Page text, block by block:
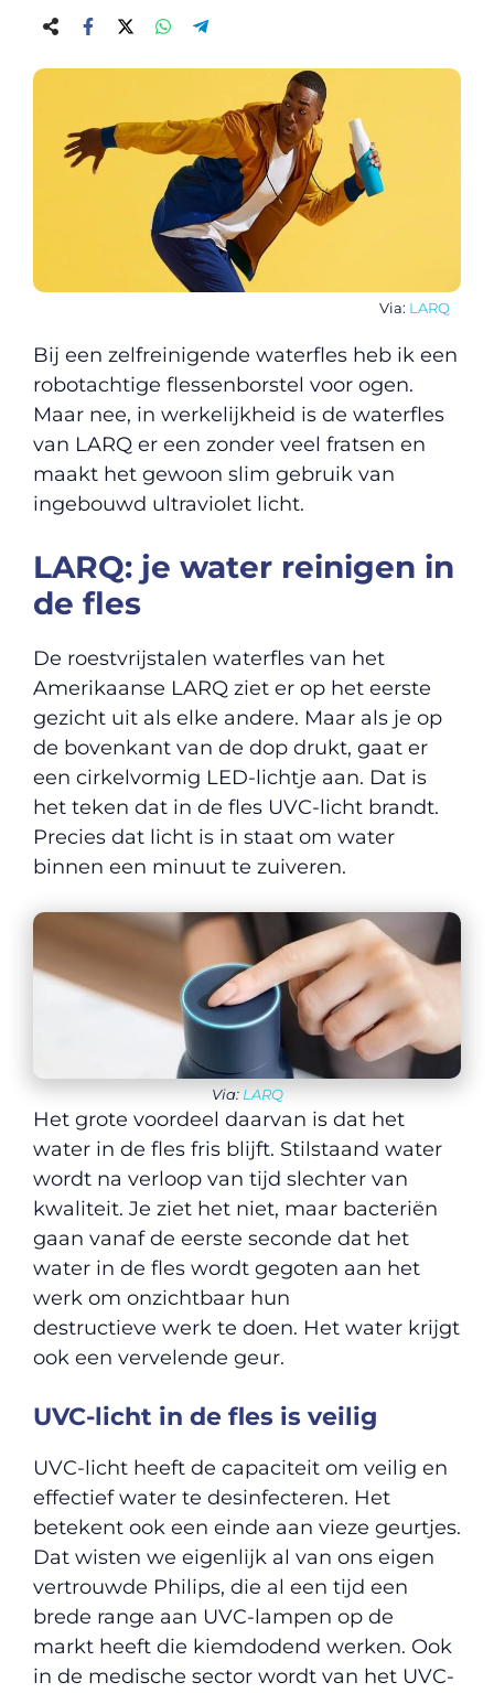
Via: LARQ
Bij een zelfreinigende waterfles heb ik een
robotachtige flessenborstel voor ogen.
Maar nee, in werkelijkheid is de waterfles
van LARQ er een zonder veel fratsen en
maakt het gewoon slim gebruik van
ingebouwd ultraviolet licht.
LARQ: je water reinigen in
de fles
De roestvrijstalen waterfles van het
Amerikaanse LARQ ziet er op het eerste
gezicht uit als elke andere. Maar als je op
de bovenkant van de dop drukt, gaat er
een cirkelvormig LED-lichtje aan. Dat is
het teken dat in de fles UVC-licht brandt.
Precies dat licht is in staat om water
binnen een minuut te zuiveren.
Via: LARQ
Het grote voordeel daarvan is dat het
water in de fles fris blijft. Stilstaand water
wordt na verloop van tijd slechter van
kwaliteit. Je ziet het niet, maar bacteriën
gaan vanaf de eerste seconde dat het
water in de fles wordt gegoten aan het
werk om onzichtbaar hun
destructieve werk te doen. Het water krijgt
ook een vervelende geur.
UVC-licht in de fles is veilig
UVC-licht heeft de capaciteit om veilig en
effectief water te desinfecteren. Het
betekent ook een einde aan vieze geurtjes.
Dat wisten we eigenlijk al van ons eigen
vertrouwde Philips, die al een tijd een
brede range aan UVC-lampen op de
markt heeft die kiemdodend werken. Ook
in de medische sector wordt van het UVC-